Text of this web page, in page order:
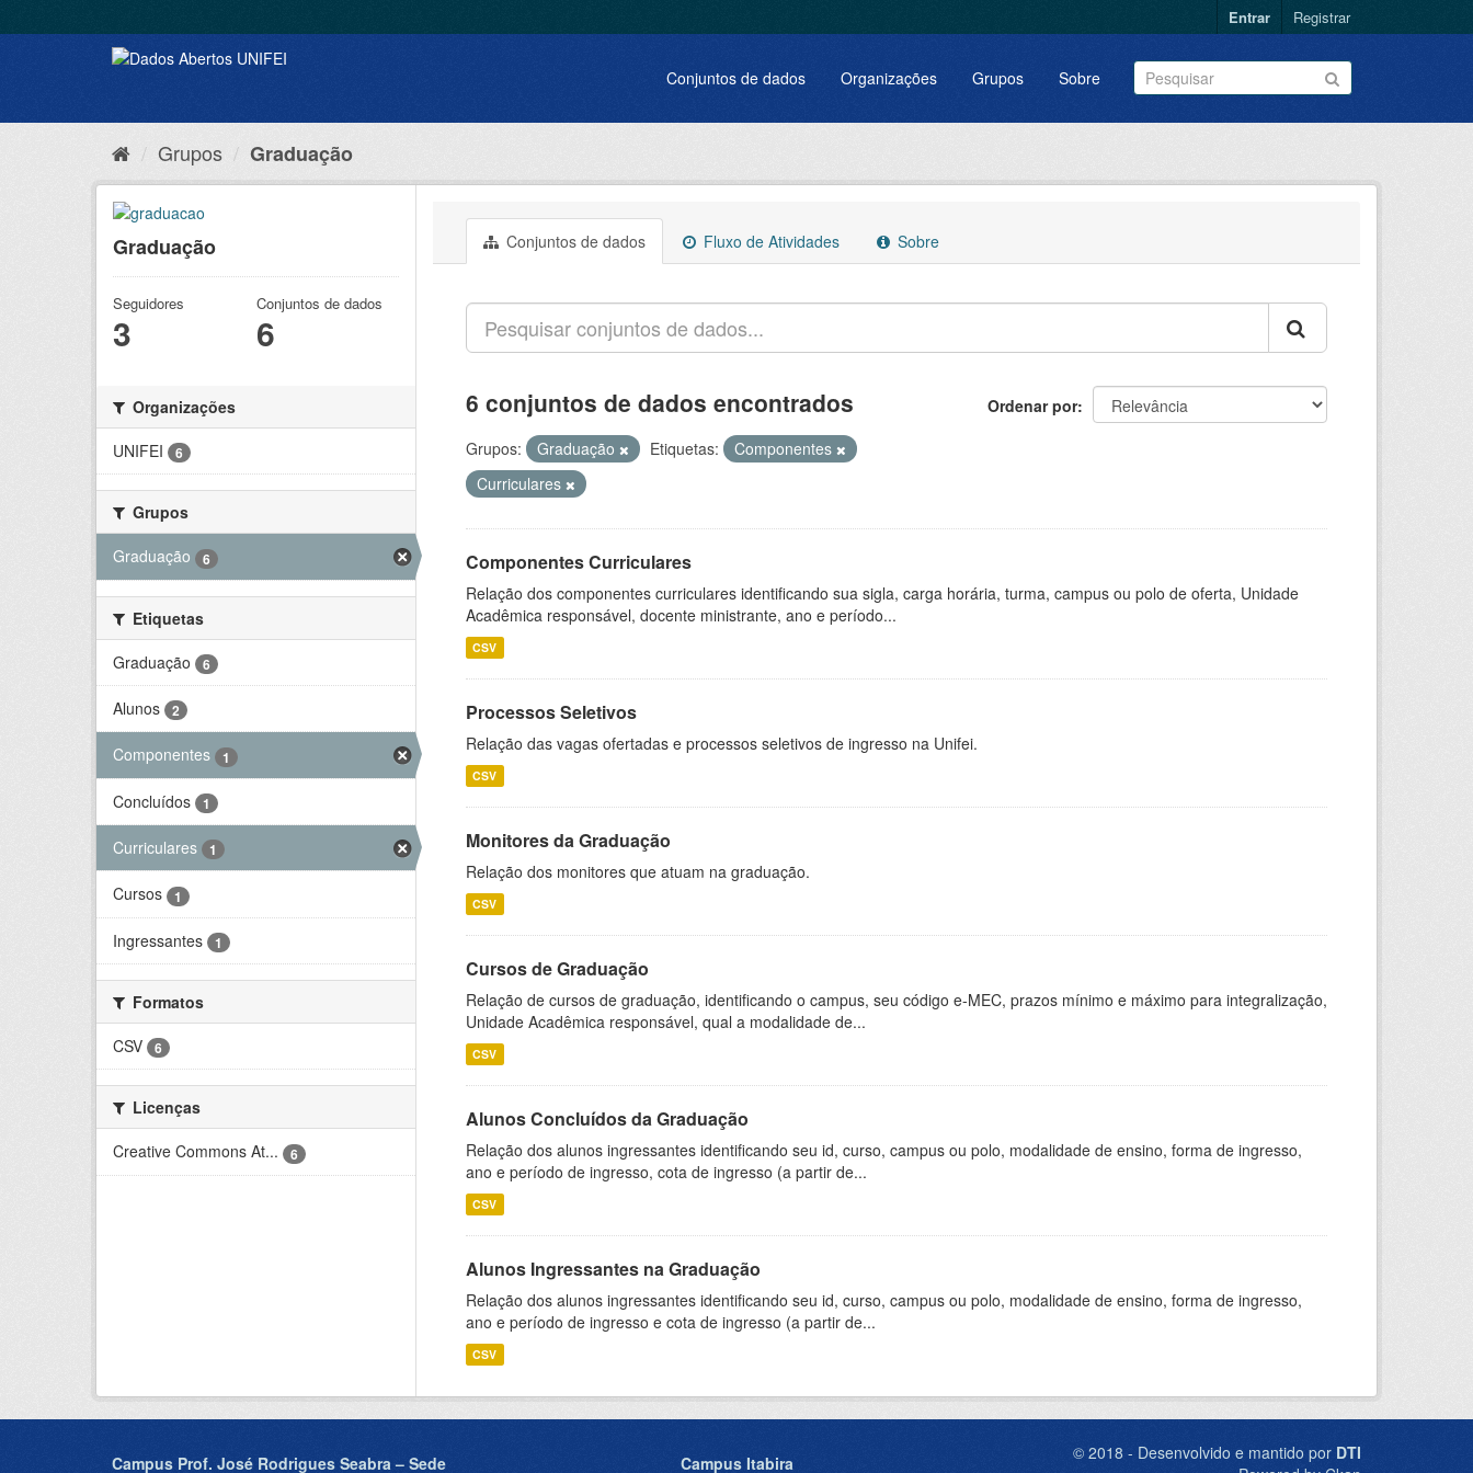
Entrar Registrar
Conjuntos de dados Organizações Grupos Sobre
Grupos Graduação
Graduação
Seguidores
3
Conjuntos de dados
6
Organizações
UNIFEI
6
Grupos
Graduação
6
Etiquetas
Graduação
6
Alunos 2
Componentes 1
Concluídos 1
Curriculares 1
Cursos 1
Ingressantes 1
Formatos
CSV
6
Licenças
Creative Commons At...
6
Conjuntos de dados Fluxo de Atividades Sobre
Ordenar por
6 conjuntos de dados encontrados
Grupos: Graduação Etiquetas:
Componentes
Curriculares
Componentes Curriculares
Relação dos componentes curriculares identificando sua sigla, carga horária, turma, campus ou polo de oferta, Unidade
Acadêmica responsável, docente ministrante, ano e período...
CSV
Processos Seletivos
Relação das vagas ofertadas e processos seletivos de ingresso na Unifei.
CSV
Monitores da Graduação
Relação dos monitores que atuam na graduação.
CSV
Cursos de Graduação
Relação de cursos de graduação, identificando o campus, seu código e-MEC, prazos mínimo e máximo para integralização,
Unidade Acadêmica responsável, qual a modalidade de...
CSV
Alunos Concluídos da Graduação
Relação dos alunos ingressantes identificando seu id, curso, campus ou polo, modalidade de ensino, forma de ingresso,
ano e período de ingresso, cota de ingresso (a partir de...
CSV
Alunos Ingressantes na Graduação
Relação dos alunos ingressantes identificando seu id, curso, campus ou polo, modalidade de ensino, forma de ingresso,
ano e período de ingresso e cota de ingresso (a partir de...
CSV
Campus Prof. José Rodrigues Seabra – Sede Campus Itabira © 2018 - Desenvolvido e mantido por DTI